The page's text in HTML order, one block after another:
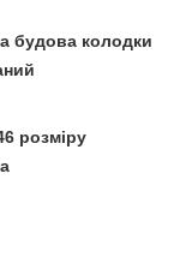
будова колодки
розміру